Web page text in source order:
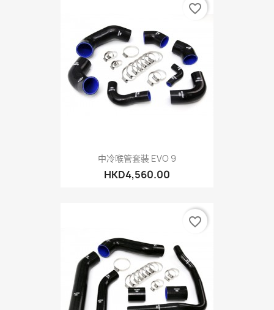
中冷喉管套裝 EVO 9
HKD4,560.00
favorite_border
favorite_border